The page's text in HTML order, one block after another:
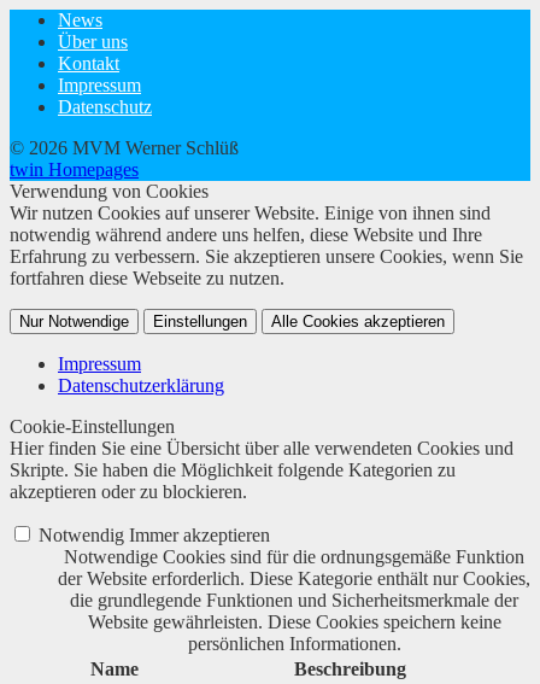
News
Über uns
Kontakt
Impressum
Datenschutz
© 2026 MVM Werner Schlüß
twin Homepages
Verwendung von Cookies
Wir nutzen Cookies auf unserer Website. Einige von ihnen sind
notwendig während andere uns helfen, diese Website und Ihre
Erfahrung zu verbessern. Sie akzeptieren unsere Cookies, wenn Sie
fortfahren diese Webseite zu nutzen.
Nur Notwendige Einstellungen Alle Cookies akzeptieren
Impressum
Datenschutzerklärung
Cookie-Einstellungen
Hier finden Sie eine Übersicht über alle verwendeten Cookies und
Skripte. Sie haben die Möglichkeit folgende Kategorien zu
akzeptieren oder zu blockieren.
Notwendig Immer akzeptieren
Notwendige Cookies sind für die ordnungsgemäße Funktion
der Website erforderlich. Diese Kategorie enthält nur Cookies,
die grundlegende Funktionen und Sicherheitsmerkmale der
Website gewährleisten. Diese Cookies speichern keine
persönlichen Informationen.
Name
Beschreibung